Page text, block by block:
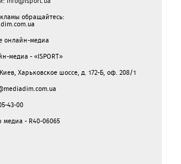
обращайтесь:
онлайн-медиа
медиа - «ISPORT»
Харьковское шоссе, д. 172-Б, оф. 208/1
43-00
- R40-06065